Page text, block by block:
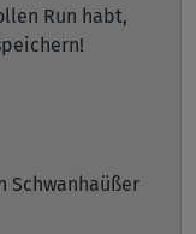
Run habt,
Schwanhaüßer